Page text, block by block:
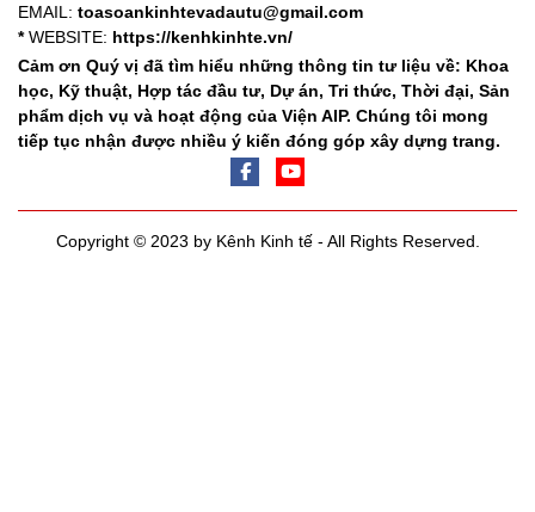
EMAIL: toasoankinhtevadautu@gmail.com
*WEBSITE: https://kenhkinhte.vn/
Cảm ơn Quý vị đã tìm hiểu những thông tin tư liệu về: Khoa
học, Kỹ thuật, Hợp tác đầu tư, Dự án, Tri thức, Thời đại, Sản
phẩm dịch vụ và hoạt động của Viện AIP. Chúng tôi mong
tiếp tục nhận được nhiều ý kiến đóng góp xây dựng trang.
Copyright © 2023 by Kênh Kinh tế - All Rights Reserved.